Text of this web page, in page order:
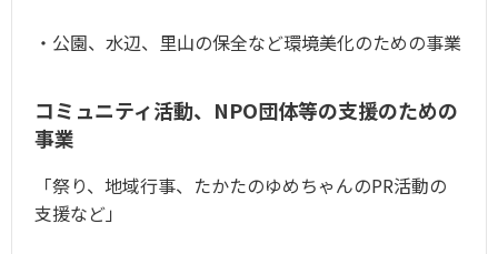
・公園、水辺、里山の保全など環境美化のための事業
コミュニティ活動、NPO団体等の支援のための
事業
「祭り、地域行事、たかたのゆめちゃんのPR活動の
支援など」